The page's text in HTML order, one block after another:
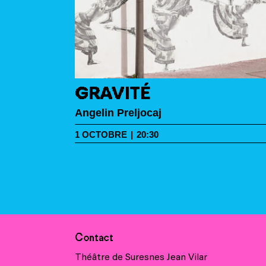
GRAVITÉ
Angelin Preljocaj
1OCTOBRE | 20:30
Contact
Théâtre de Suresnes Jean Vilar